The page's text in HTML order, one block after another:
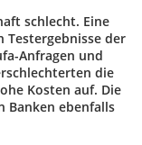
schlecht. Eine
der
Anfragen und
die
Kosten auf. Die
Banken ebenfalls